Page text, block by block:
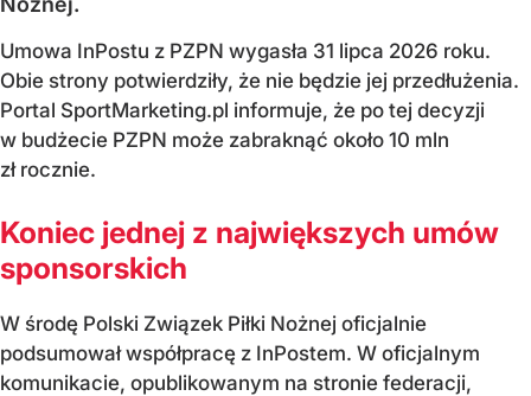
Umowa InPostu z PZPN wygasła 31 lipca 2026 roku.
Obie strony potwierdziły, że nie będzie jej przedłużenia.
Portal SportMarketing.pl informuje, że po tej decyzji
w budżecie PZPN może zabraknąć około 10 mln
zł rocznie.
Koniec jednej z największych umów
sponsorskich
W środę Polski Związek Piłki Nożnej oficjalnie
podsumował współpracę z InPostem. W oficjalnym
komunikacie, opublikowanym na stronie federacji,